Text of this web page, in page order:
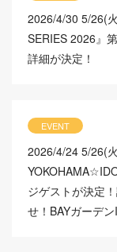
2026/4/30 5/26(
SERIES 2026』
詳細が決定！
EVENT
2026/4/24 5/26(
ジゲストが決定
せ！BAYガーデ